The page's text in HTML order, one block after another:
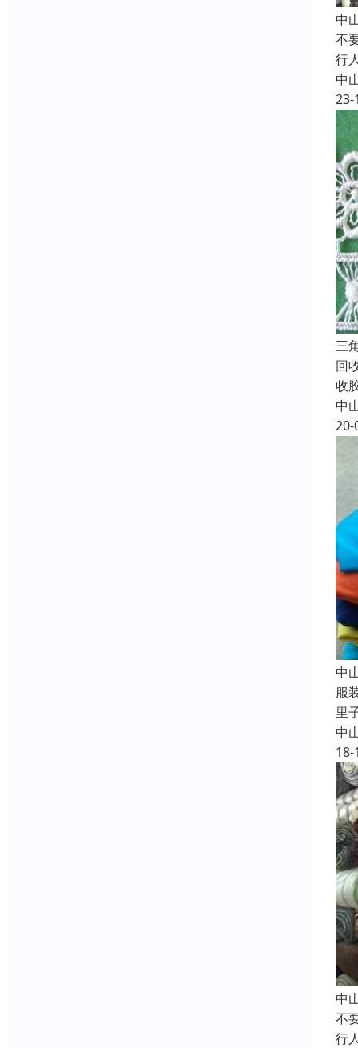
中
不
行
中
23-
三
回
收
中
20-
中
服
里
中
18-
中
不
行